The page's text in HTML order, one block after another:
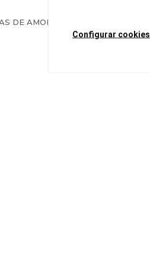
DE AMOR
EFÍMERO
Configurar cookies